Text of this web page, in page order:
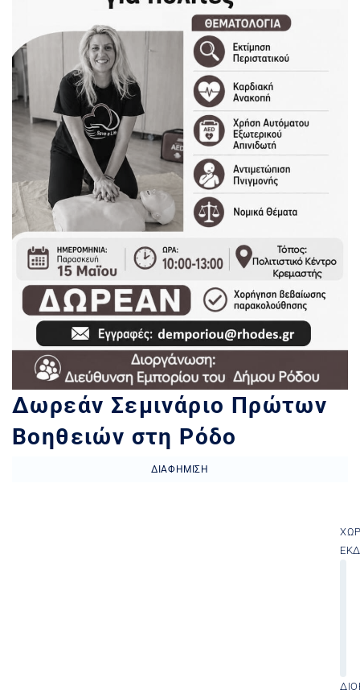
Δωρεάν Σεμινάριο Πρώτων
Βοηθειών στη Ρόδο
ΔΙΑΦΉΜΙΣΗ